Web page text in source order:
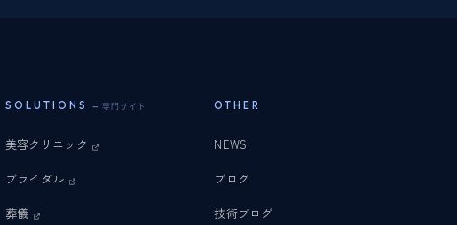
SOLUTIONS — 専門サイト
美容クリニック
ブライダル
葬儀
OTHER
NEWS
ブログ
技術ブログ